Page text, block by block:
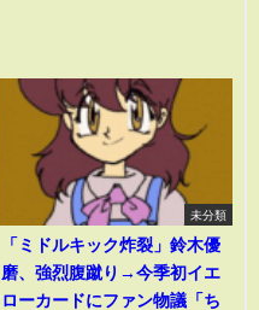
未分類
「ミドルキック炸裂」鈴木優
磨、強烈腹蹴り→今季初イエ
ローカードにファン物議「ち